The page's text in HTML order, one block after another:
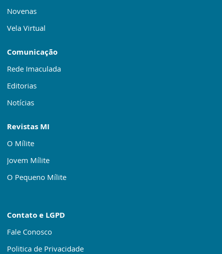
Novenas
Vela Virtual
Comunicação
Rede Imaculada
Editorias
Notícias
Revistas MI
O Mílite
Jovem Mílite
O Pequeno Mílite
Contato e LGPD
Fale Conosco
Politica de Privacidade